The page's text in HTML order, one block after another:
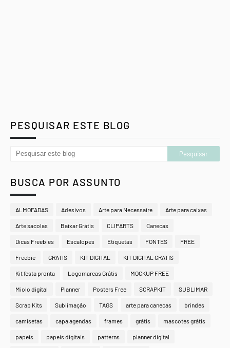
PESQUISAR ESTE BLOG
BUSCA POR ASSUNTO
ALMOFADAS Adesivos Arte para Necessaire Arte para caixas
Arte sacolas Baixar Grátis CLIPARTS Canecas
Dicas Freebies Escalopes Etiquetas FONTES FREE
Freebie GRATIS KIT DIGITAL KIT DIGITAL GRATIS
Kit festa pronta Logomarcas Grátis MOCKUP FREE
Miolo digital Planner Posters Free SCRAPKIT SUBLIMAR
Scrap Kits Sublimação TAGS arte para canecas brindes
camisetas capa agendas frames grátis mascotes grátis
papeis papeis digitais patterns planner digital